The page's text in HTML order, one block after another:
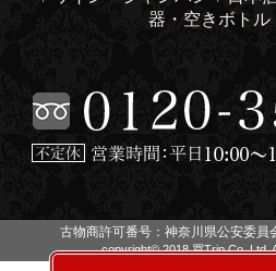
器・空きボトル
古物商許可番号：神奈川県公安委
copyright© 2018 買Trip Co.,Ltd.